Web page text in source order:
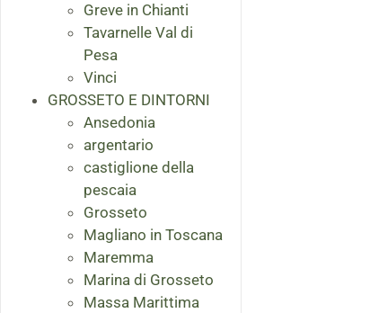
Greve in Chianti
Tavarnelle Val di
Pesa
Vinci
GROSSETO E DINTORNI
Ansedonia
argentario
castiglione della
pescaia
Grosseto
Magliano in Toscana
Maremma
Marina di Grosseto
Massa Marittima